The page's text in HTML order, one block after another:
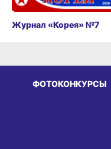
Журнал «Корея» №7
ФОТОКОНКУРСЫ